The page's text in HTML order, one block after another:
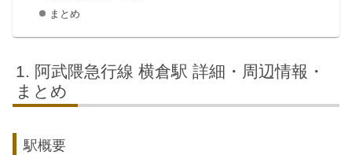
まとめ
阿武隈急行線 横倉駅 詳細・周辺情報・
まとめ
駅概要